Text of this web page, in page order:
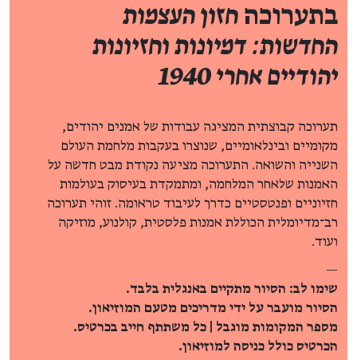
בתערוכה חזון העצמות
החדשות: דמיונות וחזיונות
יהודיים אחרי 1940
תערוכה קבוצתית המציגה עבודות של אמנים יהודים,
מקומיים ובינלאומיים, שנוצרו בעקבות מלחמת העולם
השנייה והשואה. התערוכה מציעה נקודת מבט חדשה על
האמנות שלאחר המלחמה, ומתמקדת בעיסוק בעולמות
חזיוניים ופנטסטיים כדרך לעיבוד טראומה. זוהי תערוכה
רב־מדיומלית הכוללת אמנות פלסטית, קולנוע, מוזיקה
ועוד.
—
שימו לב: הסיור מתקיים באנגלית בלבד.
הסיור מועבר על ידי מדריכים מטעם המוזיאון.
מספר המקומות מוגבל | כל משתתף חייב בכרטיס.
הכרטיס כולל כניסה למוזיאון.